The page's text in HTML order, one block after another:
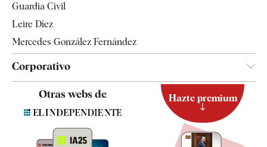
Guardia Civil
Leire Díez
Mercedes González Fernández
Corporativo
Contacto
Otras webs de Hazte premium